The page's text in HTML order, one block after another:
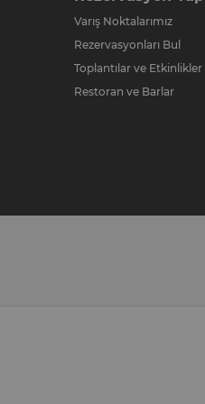
Varış Noktalarımız
Rezervasyonları Bul
Toplantılar ve Etkinlikler
Restoran ve Barlar